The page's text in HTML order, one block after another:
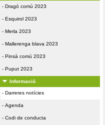
- Dragó comú 2023
- Esquirol 2023
- Merla 2023
- Mallerenga blava 2023
- Pinsà comú 2023
- Puput 2023
Informació
- Darreres notícies
- Agenda
- Codi de conducta